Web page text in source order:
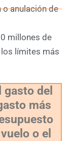
anulación de
millones de
límites más
del
más
o el